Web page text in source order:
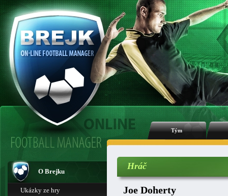
Tým
O Brejku
Ukázky ze hry
Hráč
Joe Doherty